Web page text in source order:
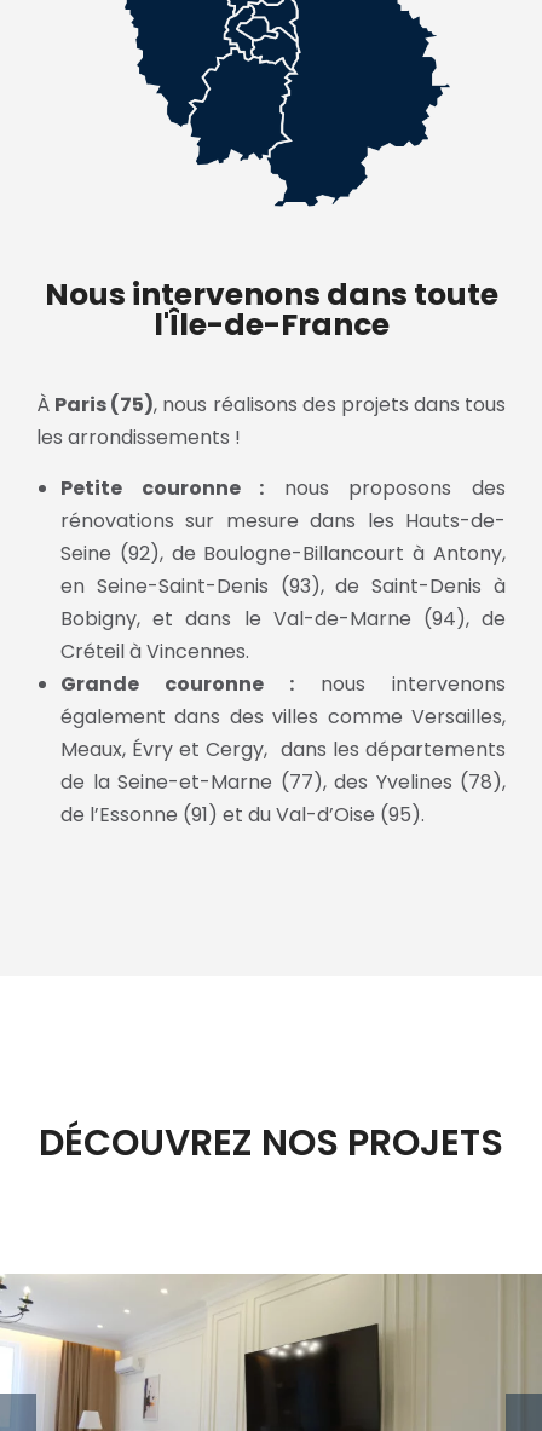
Nous intervenons dans toute
l'Île-de-France
À Paris (75), nous réalisons des projets dans tous
les arrondissements !
Petite couronne : nous proposons des
rénovations sur mesure dans les Hauts-de-
Seine (92), de Boulogne-Billancourt à Antony,
en Seine-Saint-Denis (93), de Saint-Denis à
Bobigny, et dans le Val-de-Marne (94), de
Créteil à Vincennes.
Grande couronne : nous intervenons
également dans des villes comme Versailles,
Meaux, Évry et Cergy, dans les départements
de la Seine-et-Marne (77), des Yvelines (78),
de l’Essonne (91) et du Val-d’Oise (95).
DÉCOUVREZ NOS PROJETS